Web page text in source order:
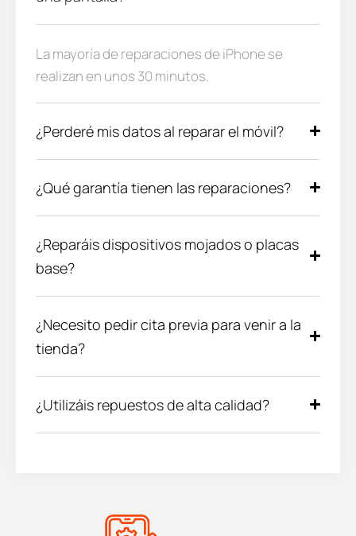
La mayoría de reparaciones de iPhone se
realizan en unos 30 minutos.
¿Perderé mis datos al reparar el móvil?
¿Qué garantía tienen las reparaciones?
¿Reparáis dispositivos mojados o placas
base?
¿Necesito pedir cita previa para venir a la
tienda?
¿Utilizáis repuestos de alta calidad?